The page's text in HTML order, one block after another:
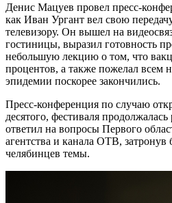
Денис Мацуев провел пресс-
как Иван Ургант вел свою
телевизору. Он вышел на
гостиницы, выразил готовность
небольшую лекцию о том, что
процентов, а также пожелал всем
эпидемии поскорее закончились.
Пресс-конференция по случаю
десятого, фестиваля
ответил на вопросы Первого
агентства и канала ОТВ,
челябинцев темы.